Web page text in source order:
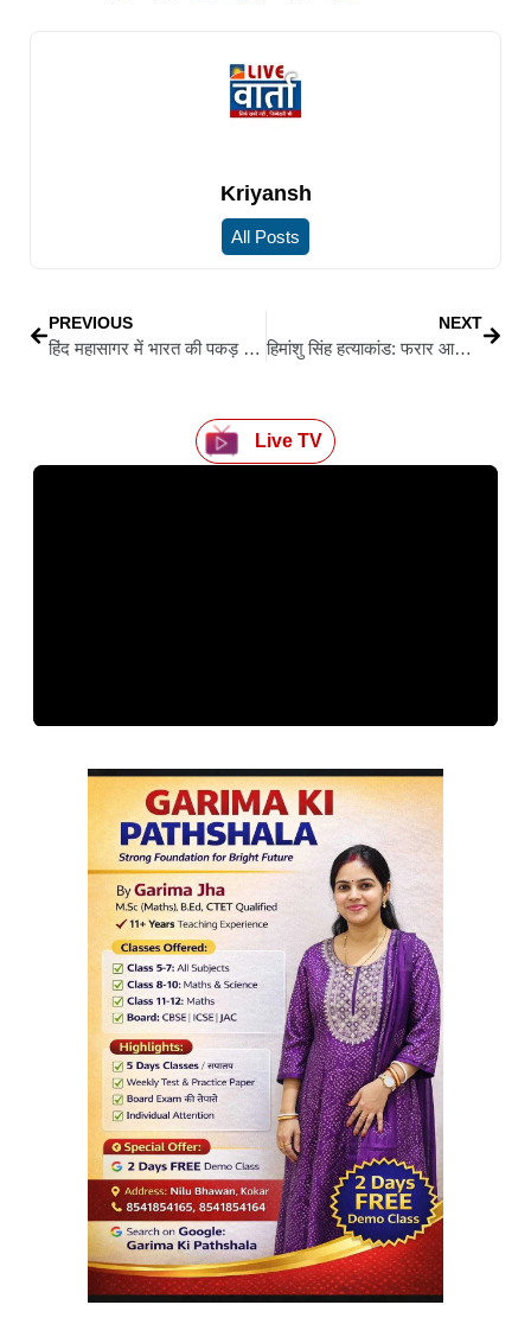
Kriyansh
All Posts
PREVIOUS
हिंद महासागर में भारत की पकड़ होगी और मजबूत, स्वदेशी स्टेल्थ फ्रिगेट ‘महेन्द्रगिरी’ नौसेना में शामिल होने को तैयार
NEXT
हिमांशु सिंह हत्याकांड: फरार आरोपी नीरज सिंह राजस्थान से गिरफ्तार, अग्रिम जमानत पर अब नहीं होगी सुनवाई
Live TV